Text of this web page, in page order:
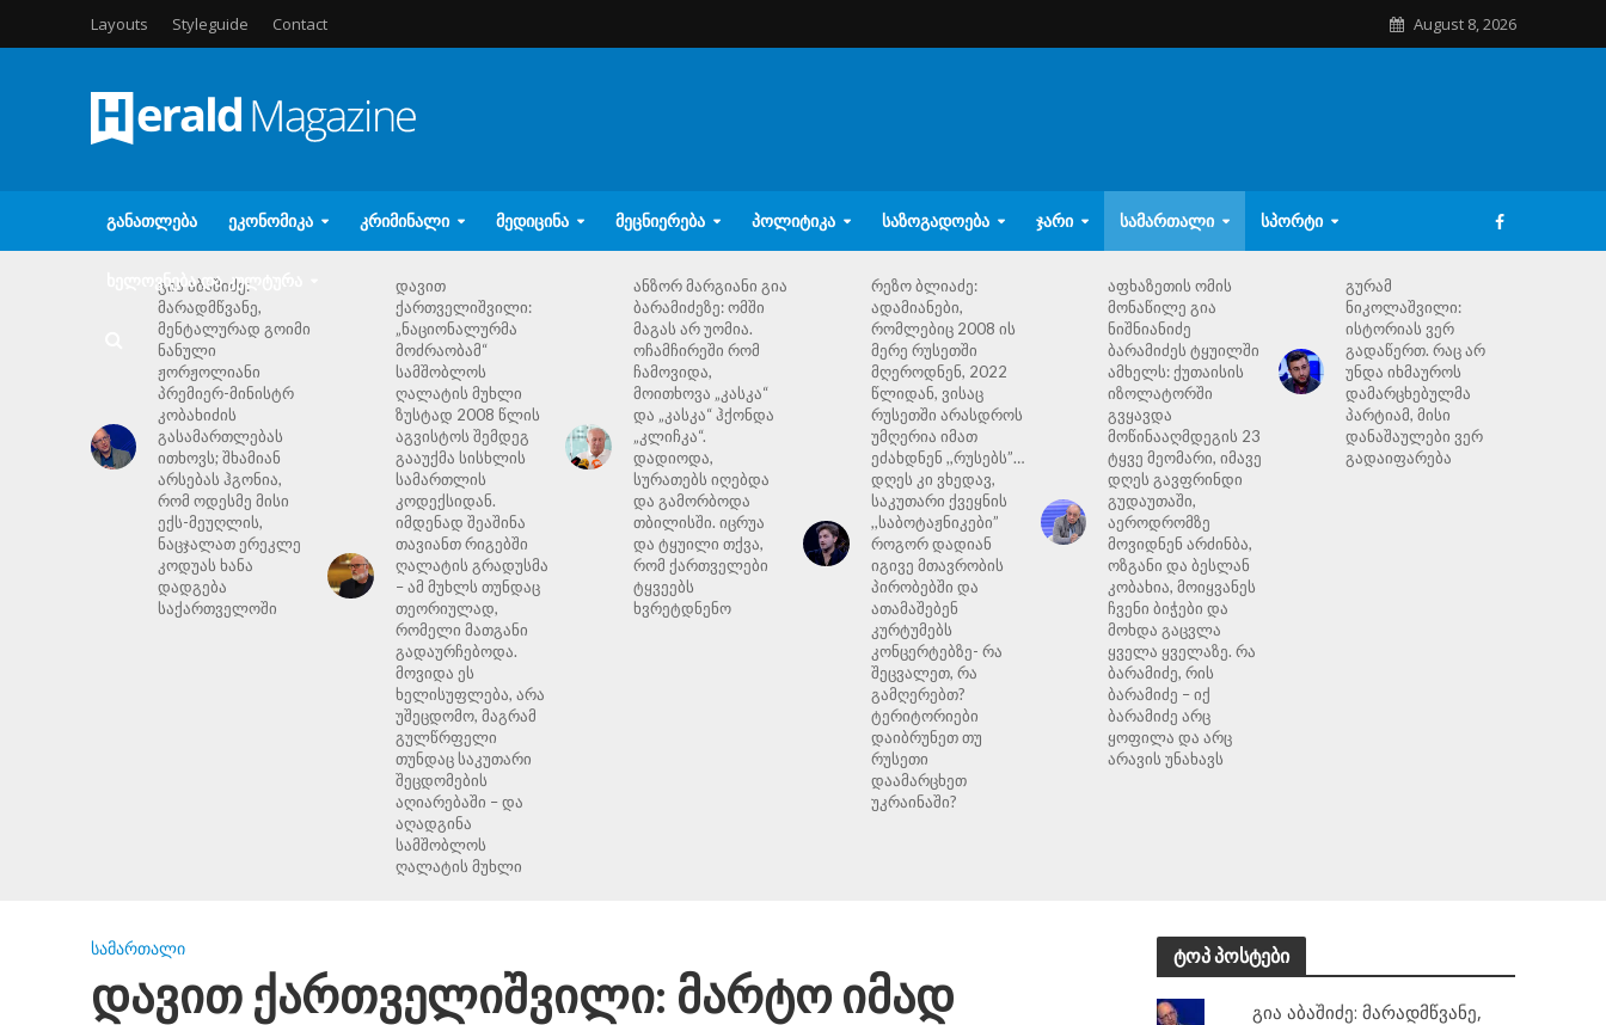
Layouts Styleguide Contact August 8, 2026
ᲒᲐᲜᲐᲗᲚᲔᲑᲐ ᲔᲙᲝᲜᲝᲛᲘᲙᲐ ᲙᲠᲘᲛᲘᲜᲐᲚᲘ ᲛᲔᲓᲘᲪᲘᲜᲐ ᲛᲔᲪᲜᲘᲔᲠᲔᲑᲐ ᲞᲝᲚᲘᲢᲘᲙᲐ ᲡᲐᲖᲝᲒᲐᲓᲝᲔᲑᲐ ᲯᲐᲠᲘ ᲡᲐᲛᲐᲠᲗᲐᲚᲘ ᲡᲞᲝᲠᲢᲘ
ᲮᲔᲚᲝᲕᲜᲔᲑᲐ ᲓᲐ ᲙᲣᲚᲢᲣᲠᲐ
გია აბაშიძე:
მარადმწვანე,
მენტალურად გოიმი
ნანული
ჟორჟოლიანი
პრემიერ-მინისტრ
კობახიძის
გასამართლებას
ითხოვს; შხამიან
არსებას ჰგონია,
რომ ოდესმე მისი
ექს-მეუღლის,
ნაცჯალათ ერეკლე
კოდუას ხანა
დადგება
საქართველოში
დავით
ქართველიშვილი:
„ნაციონალურმა
მოძრაობამ“
სამშობლოს
ღალატის მუხლი
ზუსტად 2008 წლის
აგვისტოს შემდეგ
გააუქმა სისხლის
სამართლის
კოდექსიდან.
იმდენად შეაშინა
თავიანთ რიგებში
ღალატის გრადუსმა
– ამ მუხლს თუნდაც
თეორიულად,
რომელი მათგანი
გადაურჩებოდა.
მოვიდა ეს
ხელისუფლება, არა
უშეცდომო, მაგრამ
გულწრფელი
თუნდაც საკუთარი
შეცდომების
აღიარებაში – და
აღადგინა
სამშობლოს
ღალატის მუხლი
ანზორ მარგიანი გია
ბარამიძეზე: ომში
მაგას არ უომია.
ოჩამჩირეში რომ
ჩამოვიდა,
მოითხოვა „კასკა“
და „კასკა“ ჰქონდა
„კლიჩკა“.
დადიოდა,
სურათებს იღებდა
და გამორბოდა
თბილისში. იცრუა
და ტყუილი თქვა,
რომ ქართველები
ტყვეებს
ხვრეტდნენო
რეზო ბლიაძე:
ადამიანები,
რომლებიც 2008 ის
მერე რუსეთში
მღეროდნენ, 2022
წლიდან, ვისაც
რუსეთში არასდროს
უმღერია იმათ
ეძახდნენ ,,რუსებს”…
დღეს კი ვხედავ,
საკუთარი ქვეყნის
,,საბოტაჟნიკები”
როგორ დადიან
იგივე მთავრობის
პირობებში და
ათამაშებენ
კურტუმებს
კონცერტებზე- რა
შეცვალეთ, რა
გამღერებთ?
ტერიტორიები
დაიბრუნეთ თუ
რუსეთი
დაამარცხეთ
უკრაინაში?
აფხაზეთის ომის
მონაწილე გია
ნიშნიანიძე
ბარამიძეს ტყუილში
ამხელს: ქუთაისის
იზოლატორში
გვყავდა
მოწინააღმდეგის 23
ტყვე მეომარი, იმავე
დღეს გავფრინდი
გუდაუთაში,
აეროდრომზე
მოვიდნენ არძინბა,
ოზგანი და ბესლან
კობახია, მოიყვანეს
ჩვენი ბიჭები და
მოხდა გაცვლა
ყველა ყველაზე. რა
ბარამიძე, რის
ბარამიძე – იქ
ბარამიძე არც
ყოფილა და არც
არავის უნახავს
გურამ
ნიკოლაშვილი:
ისტორიას ვერ
გადაწერთ. რაც არ
უნდა იხმაუროს
დამარცხებულმა
პარტიამ, მისი
დანაშაულები ვერ
გადაიფარება
ᲡᲐᲛᲐᲠᲗᲐᲚᲘ
დავით ქართველიშვილი: მარტო იმად
ტოპ პოსტები
გია აბაშიძე: მარადმწვანე,